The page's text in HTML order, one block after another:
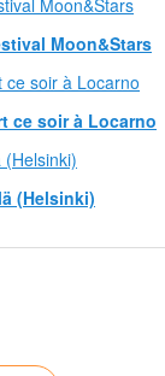
Moon&Stars
ce soir à Locarno
(Helsinki)